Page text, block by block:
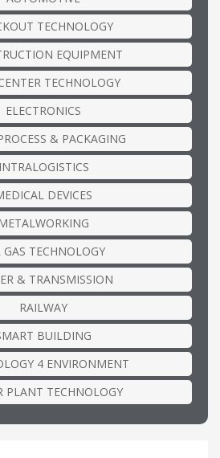
TECHNOLOGY
EQUIPMENT
TECHNOLOGY
ELECTRONICS
& PACKAGING
INTRALOGISTICS
DEVICES
GAS TECHNOLOGY
& TRANSMISSION
RAILWAY
BUILDING
4 ENVIRONMENT
PLANT TECHNOLOGY